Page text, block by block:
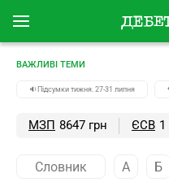
ВАЖЛИВІ ТЕМИ
🔉Підсумки тижня. 27-31 липня
МЗП 8647 грн ЄСВ 1
Словник А Б